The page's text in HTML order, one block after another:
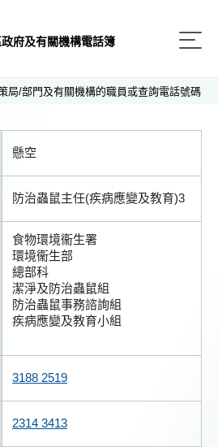
府及有關機構電話簿
局/部門及有關機構的職員或查詢電話號碼
懸空
防治蟲鼠主任(疾病應變及教育)3
食物環境衞生署
環境衞生部
總部科
潔淨及防治蟲鼠組
防治蟲鼠事務諮詢組
疾病應變及教育小組
3188 2519
2314 3413